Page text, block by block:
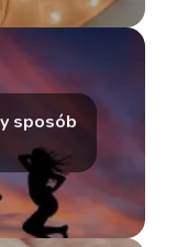
sposób